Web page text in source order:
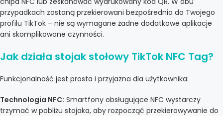
przypadkach zostaną przekierowani bezpośrednio do Twojego
profilu TikTok – nie są wymagane żadne dodatkowe aplikacje
ani skomplikowane czynności.
Jak działa stojak stołowy TikTok NFC Tag?
Funkcjonalność jest prosta i przyjazna dla użytkownika:
Technologia NFC: Smartfony obsługujące NFC wystarczy
trzymać w pobliżu stojaka, aby rozpocząć przekierowywanie do